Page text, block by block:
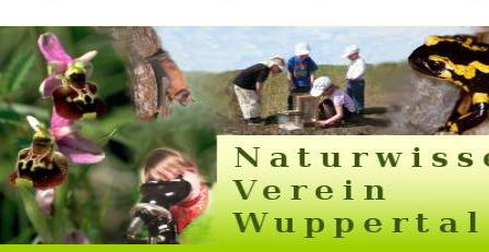
Direkt
zum
Inhalt
|
Direkt
Interna